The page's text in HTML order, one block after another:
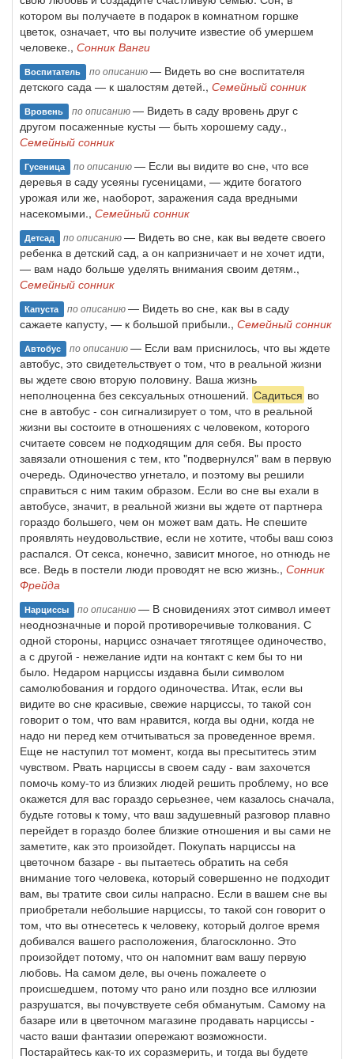
котором вы получаете в подарок в комнатном горшке
цветок, означает, что вы получите известие об умершем
человеке., Сонник Ванги
Воспитатель по описанию— Видеть во сне воспитателя
детского сада — к шалостям детей., Семейный сонник
Вровень по описанию— Видеть в саду вровень друг с
другом посаженные кусты — быть хорошему саду.,
Семейный сонник
Гусеница по описанию— Если вы видите во сне, что все
деревья в саду усеяны гусеницами, — ждите богатого
урожая или же, наоборот, заражения сада вредными
насекомыми., Семейный сонник
Детсад по описанию— Видеть во сне, как вы ведете своего
ребенка в детский сад, а он капризничает и не хочет идти,
— вам надо больше уделять внимания своим детям.,
Семейный сонник
Капуста по описанию— Видеть во сне, как вы в саду
сажаете капусту, — к большой прибыли., Семейный сонник
Автобус по описанию— Если вам приснилось, что вы ждете
автобус, это свидетельствует о том, что в реальной жизни
вы ждете свою вторую половину. Ваша жизнь
неполноценна без сексуальных отношений. Садиться во
сне в автобус - сон сигнализирует о том, что в реальной
жизни вы состоите в отношениях с человеком, которого
считаете совсем не подходящим для себя. Вы просто
завязали отношения с тем, кто "подвернулся" вам в первую
очередь. Одиночество угнетало, и поэтому вы решили
справиться с ним таким образом. Если во сне вы ехали в
автобусе, значит, в реальной жизни вы ждете от партнера
гораздо большего, чем он может вам дать. Не спешите
проявлять неудовольствие, если не хотите, чтобы ваш союз
распался. От секса, конечно, зависит многое, но отнюдь не
все. Ведь в постели люди проводят не всю жизнь., Сонник
Фрейда
Нарциссы по описанию— В сновидениях этот символ имеет
неоднозначные и порой противоречивые толкования. С
одной стороны, нарцисс означает тяготящее одиночество,
а с другой - нежелание идти на контакт с кем бы то ни
было. Недаром нарциссы издавна были символом
самолюбования и гордого одиночества. Итак, если вы
видите во сне красивые, свежие нарциссы, то такой сон
говорит о том, что вам нравится, когда вы одни, когда не
надо ни перед кем отчитываться за проведенное время.
Еще не наступил тот момент, когда вы пресытитесь этим
чувством. Рвать нарциссы в своем саду - вам захочется
помочь кому-то из близких людей решить проблему, но все
окажется для вас гораздо серьезнее, чем казалось сначала,
будьте готовы к тому, что ваш задушевный разговор плавно
перейдет в гораздо более близкие отношения и вы сами не
заметите, как это произойдет. Покупать нарциссы на
цветочном базаре - вы пытаетесь обратить на себя
внимание того человека, который совершенно не подходит
вам, вы тратите свои силы напрасно. Если в вашем сне вы
приобретали небольшие нарциссы, то такой сон говорит о
том, что вы отнесетесь к человеку, который долгое время
добивался вашего расположения, благосклонно. Это
произойдет потому, что он напомнит вам вашу первую
любовь. На самом деле, вы очень пожалеете о
происшедшем, потому что рано или поздно все иллюзии
разрушатся, вы почувствуете себя обманутым. Самому на
базаре или в цветочном магазине продавать нарциссы -
часто ваши фантазии опережают возможности.
Постарайтесь как-то их соразмерить, и тогда вы будете